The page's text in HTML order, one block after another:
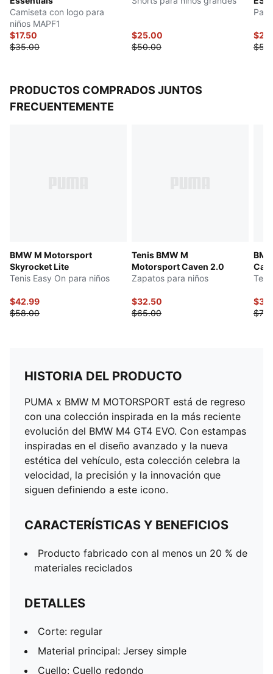
Camiseta con logo para
niños MAPF1
$17.50
$35.00
$25.00
$50.00
PRODUCTOS COMPRADOS JUNTOS
FRECUENTEMENTE
BMW M Motorsport
Skyrocket Lite
Tenis Easy On para niños
$42.99
$58.00
Tenis BMW M
Motorsport Caven 2.0
Zapatos para niños
$32.50
$65.00
HISTORIA DEL PRODUCTO
PUMA x BMW M MOTORSPORT está de regreso
con una colección inspirada en la más reciente
evolución del BMW M4 GT4 EVO. Con estampas
inspiradas en el diseño avanzado y la nueva
estética del vehículo, esta colección celebra la
velocidad, la precisión y la innovación que
siguen definiendo a este icono.
CARACTERÍSTICAS Y BENEFICIOS
Producto fabricado con al menos un 20 % de
materiales reciclados
DETALLES
Corte: regular
Material principal: Jersey simple
Cuello: Cuello redondo